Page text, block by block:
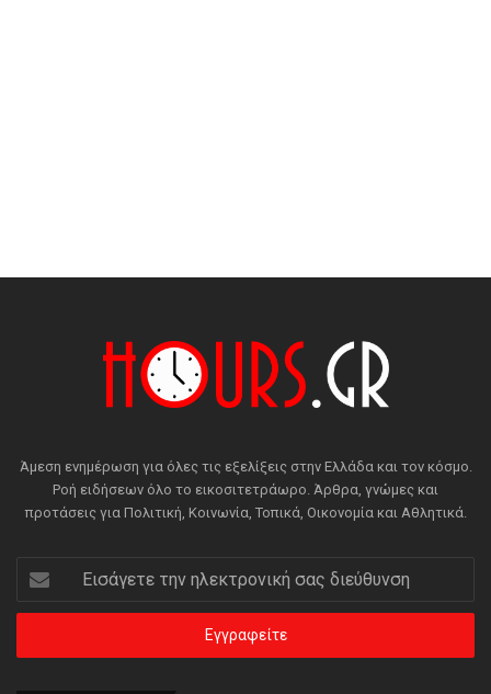
Άμεση ενημέρωση για όλες τις εξελίξεις στην Ελλάδα και τον κόσμο.
Ροή ειδήσεων όλο το εικοσιτετράωρο. Άρθρα, γνώμες και
προτάσεις για Πολιτική, Κοινωνία, Τοπικά, Οικονομία και Αθλητικά.
Εισάγετε
την
ηλεκτρονική
διεύθυνση